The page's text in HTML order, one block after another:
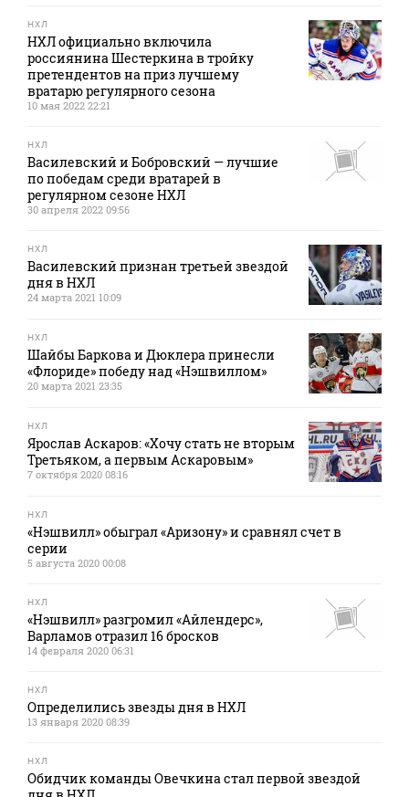
НХЛ
НХЛ официально включила
россиянина Шестеркина в тройку
претендентов на приз лучшему
вратарю регулярного сезона
10 мая 2022 22:21
НХЛ
Василевский и Бобровский — лучшие
по победам среди вратарей в
регулярном сезоне НХЛ
30 апреля 2022 09:56
НХЛ
Василевский признан третьей звездой
дня в НХЛ
24 марта 2021 10:09
НХЛ
Шайбы Баркова и Дюклера принесли
«Флориде» победу над «Нэшвиллом»
20 марта 2021 23:35
НХЛ
Ярослав Аскаров: «Хочу стать не вторым
Третьяком, а первым Аскаровым»
7 октября 2020 08:16
НХЛ
«Нэшвилл» обыграл «Аризону» и сравнял счет в
серии
5 августа 2020 00:08
НХЛ
«Нэшвилл» разгромил «Айлендерс»,
Варламов отразил 16 бросков
14 февраля 2020 06:31
НХЛ
Определились звезды дня в НХЛ
13 января 2020 08:39
НХЛ
Обидчик команды Овечкина стал первой звездой